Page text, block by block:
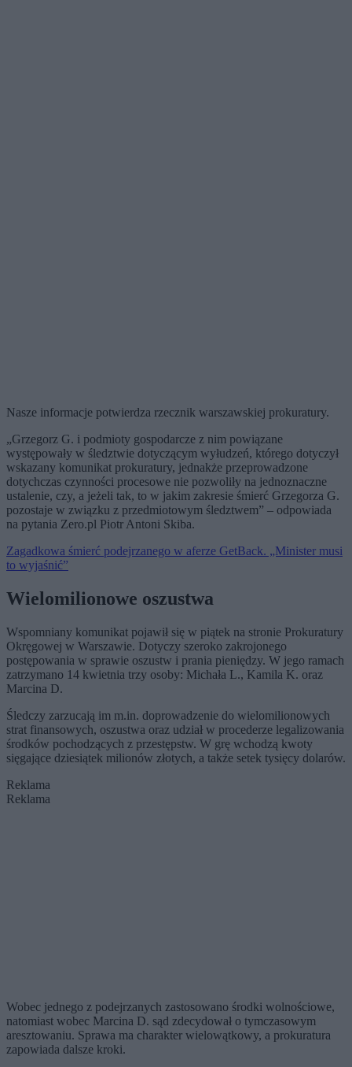
Nasze informacje potwierdza rzecznik warszawskiej prokuratury.
„Grzegorz G. i podmioty gospodarcze z nim powiązane
występowały w śledztwie dotyczącym wyłudzeń, którego dotyczył
wskazany komunikat prokuratury, jednakże przeprowadzone
dotychczas czynności procesowe nie pozwoliły na jednoznaczne
ustalenie, czy, a jeżeli tak, to w jakim zakresie śmierć Grzegorza G.
pozostaje w związku z przedmiotowym śledztwem” – odpowiada
na pytania Zero.pl Piotr Antoni Skiba.
Zagadkowa śmierć podejrzanego w aferze GetBack. „Minister musi
to wyjaśnić”
Wielomilionowe oszustwa
Wspomniany komunikat pojawił się w piątek na stronie Prokuratury
Okręgowej w Warszawie. Dotyczy szeroko zakrojonego
postępowania w sprawie oszustw i prania pieniędzy. W jego ramach
zatrzymano 14 kwietnia trzy osoby: Michała L., Kamila K. oraz
Marcina D.
Śledczy zarzucają im m.in. doprowadzenie do wielomilionowych
strat finansowych, oszustwa oraz udział w procederze legalizowania
środków pochodzących z przestępstw. W grę wchodzą kwoty
sięgające dziesiątek milionów złotych, a także setek tysięcy dolarów.
Reklama
Reklama
Wobec jednego z podejrzanych zastosowano środki wolnościowe,
natomiast wobec Marcina D. sąd zdecydował o tymczasowym
aresztowaniu. Sprawa ma charakter wielowątkowy, a prokuratura
zapowiada dalsze kroki.